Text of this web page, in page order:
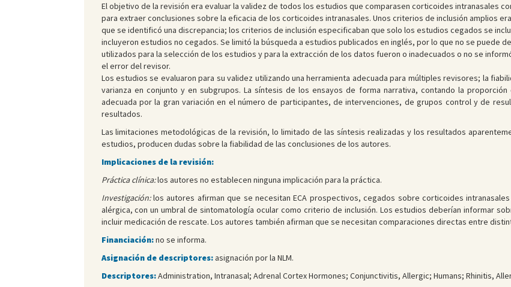
El objetivo de la revisión era evaluar la validez de todos los estudios que comparasen corticoides intranasales
para extraer conclusiones sobre la eficacia de los corticoides intranasales. Unos criterios de inclusión amplios
que se identificó una discrepancia; los criterios de inclusión especificaban que solo los estudios cegados se
incluyeron estudios no cegados. Se limitó la búsqueda a estudios publicados en inglés, por lo que no se puede
utilizados para la selección de los estudios y para la extracción de los datos fueron o inadecuados o no se
el error del revisor.
Los estudios se evaluaron para su validez utilizando una herramienta adecuada para múltiples revisores; la
varianza en conjunto y en subgrupos. La síntesis de los ensayos de forma narrativa, contando la
adecuada por la gran variación en el número de participantes, de intervenciones, de grupos control y de
resultados.
Las limitaciones metodológicas de la revisión, lo limitado de las síntesis realizadas y los resultados
estudios, producen dudas sobre la fiabilidad de las conclusiones de los autores.
Implicaciones de la revisión:
Práctica clínica:los autores no establecen ninguna implicación para la práctica.
Investigación:los autores afirman que se necesitan ECA prospectivos, cegados sobre corticoides
alérgica, con un umbral de sintomatología ocular como criterio de inclusión. Los estudios deberían informar
incluir medicación de rescate. Los autores también afirman que se necesitan comparaciones directas entre
Financiación:no se informa.
Asignación de descriptores:asignación por la NLM.
Descriptores:Administration, Intranasal; Adrenal Cortex Hormones; Conjunctivitis, Allergic; Humans; Rhinitis,